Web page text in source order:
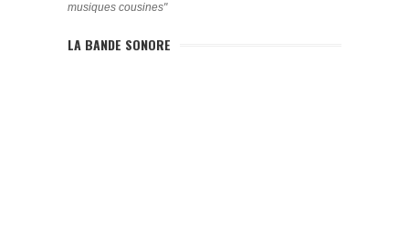
musiques cousines"
LA BANDE SONORE